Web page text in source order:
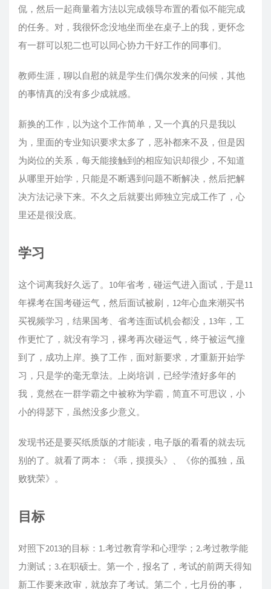
侃，然后一起商量着方法以完成领导布置的看似不能完成
的任务。对，我很怀念没地坐而坐在桌子上的我，更怀念
有一群可以犯二也可以同心协力干好工作的同事们。
教师生涯，聊以自慰的就是学生们偶尔发来的问候，其他
的事情真的没有多少成就感。
新换的工作，以为这个工作简单，又一个真的只是我以
为，里面的专业知识要求太多了，恶补都来不及，但是因
为岗位的关系，每天能接触到的相应知识却很少，不知道
从哪里开始学，只能是不断遇到问题不断解决，然后把解
决方法记录下来。不久之后就要出师独立完成工作了，心
里还是很没底。
学习
这个词离我好久远了。10年省考，碰运气进入面试，于是11
年裸考在国考碰运气，然后面试被刷，12年心血来潮买书
买视频学习，结果国考、省考连面试机会都没，13年，工
作更忙了，就没有学习，裸考再次碰运气，终于被运气撞
到了，成功上岸。换了工作，面对新要求，才重新开始学
习，只是学的毫无章法。上岗培训，已经学渣好多年的
我，竟然在一群学霸之中被称为学霸，简直不可思议，小
小的得瑟下，虽然没多少意义。
发现书还是要买纸质版的才能读，电子版的看看的就去玩
别的了。就看了两本：《乖，摸摸头》、《你的孤独，虽
败犹荣》。
目标
对照下2013的目标：1.考过教育学和心理学；2.考过教学能
力测试；3.在职硕士。第一个，报名了，考试的前两天得知
新工作要来政审，就放弃了考试。第二个，七月份的事，